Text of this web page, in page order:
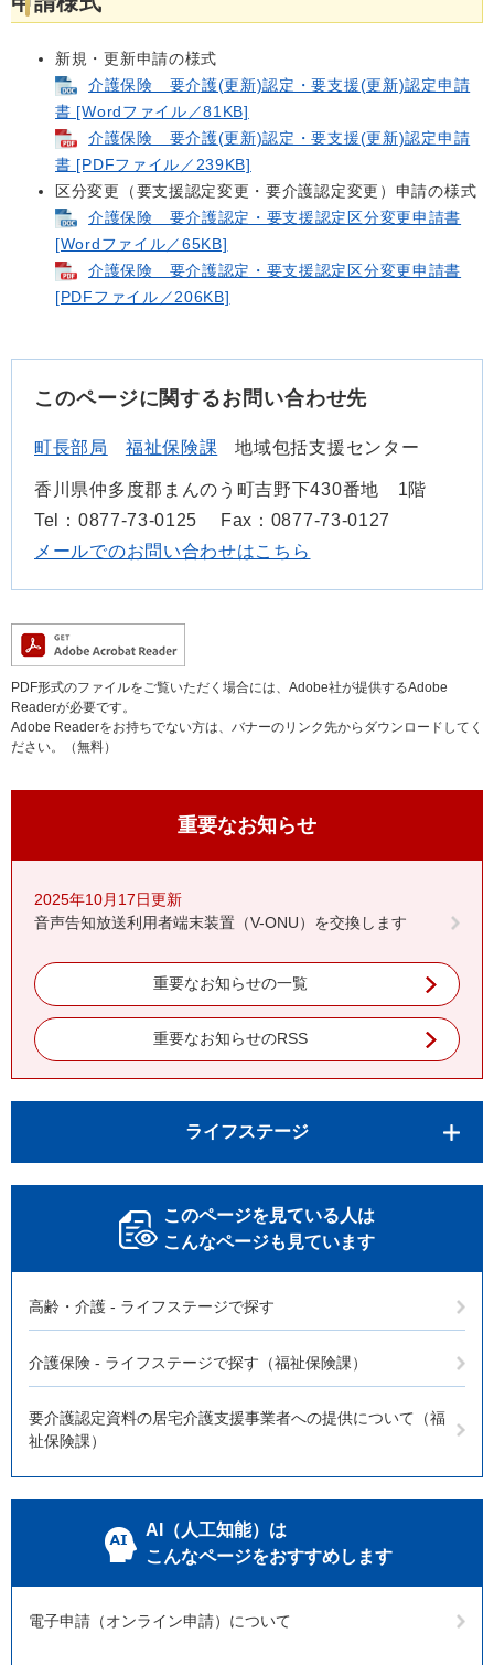
新規・更新申請の様式
介護保険 要介護(更新)認定・要支援(更新)認定申請
書 [Wordファイル／81KB]
介護保険 要介護(更新)認定・要支援(更新)認定申請
書 [PDFファイル／239KB]
区分変更（要支援認定変更・要介護認定変更）申請の様式
介護保険 要介護認定・要支援認定区分変更申請書
[Wordファイル／65KB]
介護保険 要介護認定・要支援認定区分変更申請書
[PDFファイル／206KB]
このページに関するお問い合わせ先
町長部局 福祉保険課 地域包括支援センター
香川県仲多度郡まんのう町吉野下430番地 1階
Tel：0877-73-0125
Fax：0877-73-0127
メールでのお問い合わせはこちら
PDF形式のファイルをご覧いただく場合には、Adobe社が提供するAdobe
Readerが必要です。
Adobe Readerをお持ちでない方は、バナーのリンク先からダウンロードしてく
ださい。（無料）
重要なお知らせ
2025年10月17日更新
音声告知放送利用者端末装置（V-ONU）を交換します
重要なお知らせの一覧
重要なお知らせのRSS
ライフステージ
このページを見ている人は
こんなページも見ています
高齢・介護 - ライフステージで探す
介護保険 - ライフステージで探す（福祉保険課）
要介護認定資料の居宅介護支援事業者への提供について（福
祉保険課）
AI（人工知能）は
こんなページをおすすめします
電子申請（オンライン申請）について